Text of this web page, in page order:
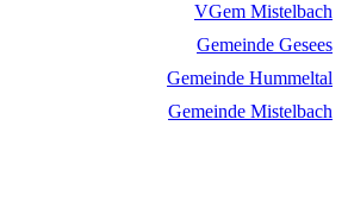
VGem Mistelbach
Gemeinde Gesees
Gemeinde Hummeltal
Gemeinde Mistelbach